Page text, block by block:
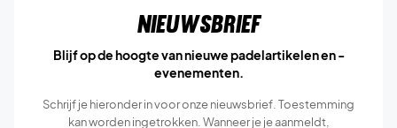
Nieuwsbrief
Blijf op de hoogte van nieuwe padelartikelen en -
evenementen.
Schrijf je hieronder in voor onze nieuwsbrief. Toestemming
kan worden ingetrokken. Wanneer je je aanmeldt,